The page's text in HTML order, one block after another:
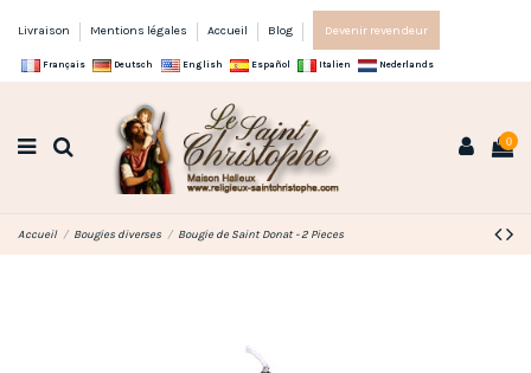
Livraison Mentions légales Accueil Blog Devenir revendeur
Français Deutsch English Español Italien Nederlands
0
Accueil Bougies diverses Bougie de Saint Donat - 2 Pieces